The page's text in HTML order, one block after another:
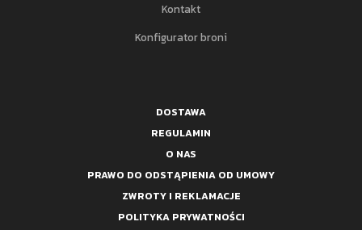
Kontakt
Konfigurator broni
DOSTAWA
REGULAMIN
O NAS
PRAWO DO ODSTĄPIENIA OD UMOWY
ZWROTY I REKLAMACJE
POLITYKA PRYWATNOŚCI